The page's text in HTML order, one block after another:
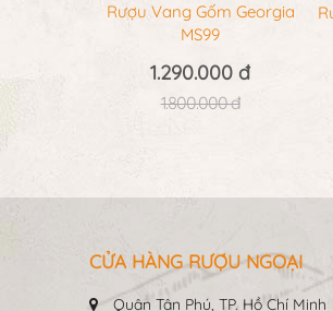
Rượu Vang Gốm Georgia
MS99
1.290.000 đ
1.800.000 đ
CỬA HÀNG RƯỢU NGOẠI
Quận Tân Phú, TP. Hồ Chí Minh